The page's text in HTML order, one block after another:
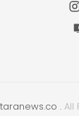
. All